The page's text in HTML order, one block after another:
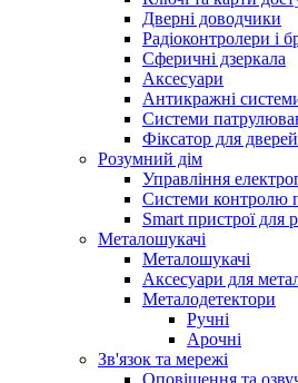
Дверні доводчики
Радіоконтролери і
Сферичні дзеркала
Аксесуари
Антикражні
Системи
Фіксатор для дверей
Розумний дім
Управління
Системи контролю
Smart пристрої для
Металошукачі
Металошукачі
Аксесуари для
Металодетектори
Ручні
Арочні
Зв'язок та мережі
Оповіщення та